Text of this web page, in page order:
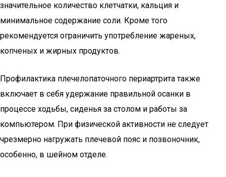
значительное количество клетчатки, кальция и
минимальное содержание соли. Кроме того
рекомендуется ограничить употребление жареных,
копченых и жирных продуктов.
Профилактика плечелопаточного периартрита также
включает в себя удержание правильной осанки в
процессе ходьбы, сиденья за столом и работы за
компьютером. При физической активности не следует
чрезмерно нагружать плечевой пояс и позвоночник,
особенно, в шейном отделе.